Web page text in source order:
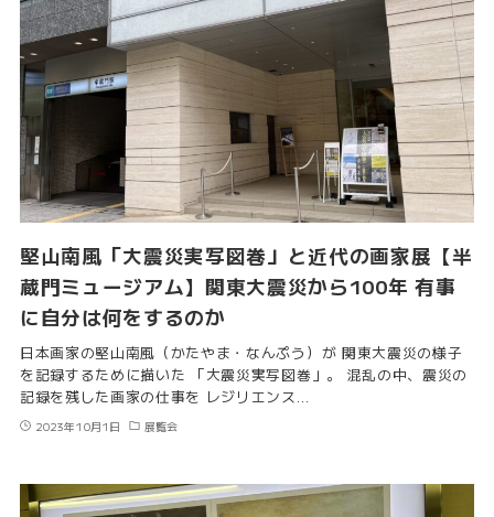
堅山南風「大震災実写図巻」と近代の画家展【半
蔵門ミュージアム】関東大震災から100年 有事
に自分は何をするのか
日本画家の堅山南風（かたやま・なんぷう）が 関東大震災の様子
を記録するために描いた 「大震災実写図巻」。 混乱の中、震災の
記録を残した画家の仕事を レジリエンス…
2023年10月1日 展覧会